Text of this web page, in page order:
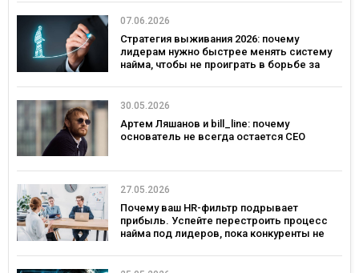
07.06.2026
Стратегия выживания 2026: почему
лидерам нужно быстрее менять систему
найма, чтобы не проиграть в борьбе за
30.05.2026
Артем Ляшанов и bill_line: почему
основатель не всегда остается СЕО
27.05.2026
Почему ваш HR-фильтр подрывает
прибыль. Успейте перестроить процесс
найма под лидеров, пока конкуренты не